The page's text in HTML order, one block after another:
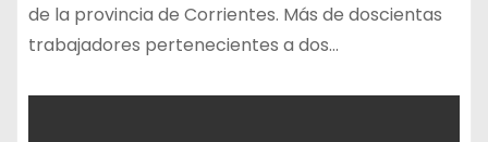
de la provincia de Corrientes. Más de doscientas
trabajadores pertenecientes a dos…